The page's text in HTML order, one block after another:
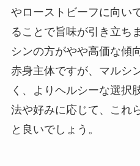
やローストビーフに向い
ることで旨味が引き立ち
シンの方がやや高価な傾
赤身主体ですが、マルシ
く、よりヘルシーな選択
法や好みに応じて、これ
と良いでしょう。